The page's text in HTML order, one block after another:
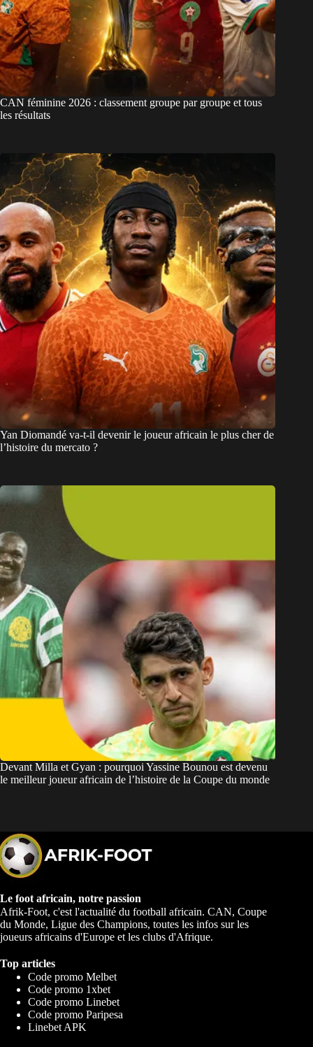
CAN féminine 2026 : classement groupe par groupe et tous
les résultats
Yan Diomandé va-t-il devenir le joueur africain le plus cher de
l’histoire du mercato ?
Devant Milla et Gyan : pourquoi Yassine Bounou est devenu
le meilleur joueur africain de l’histoire de la Coupe du monde
Le foot africain, notre passion
Afrik-Foot, c'est l'actualité du football africain. CAN, Coupe
du Monde, Ligue des Champions, toutes les infos sur les
joueurs africains d'Europe et les clubs d'Afrique.
Top articles
Code promo Melbet
Code promo 1xbet
Code promo Linebet
Code promo Paripesa
Linebet APK